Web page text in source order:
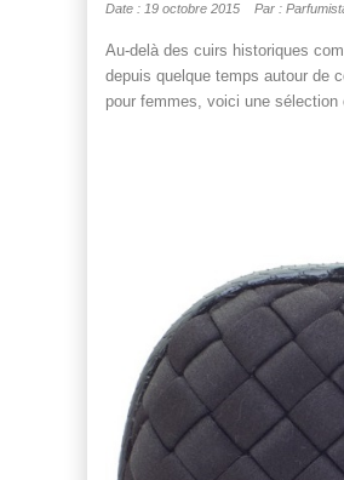
Date : 19 octobre 2015 Par :
Au-delà des cuirs historiques
depuis quelque temps autour de
pour femmes, voici une